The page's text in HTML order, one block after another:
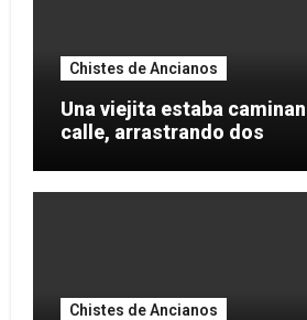
Chistes de Ancianos
Una viejita estaba
calle, arrastrando dos
Chistes de Ancianos